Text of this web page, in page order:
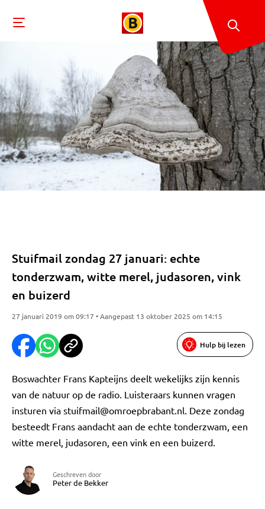
Stuifmail zondag 27 januari: echte
tonderzwam, witte merel, judasoren, vink
en buizerd
27 januari 2019 om 09:17 • Aangepast 13 oktober 2025 om 14:15
Hulp bij lezen
Boswachter Frans Kapteijns deelt wekelijks zijn kennis
van de natuur op de radio. Luisteraars kunnen vragen
insturen via stuifmail@omroepbrabant.nl. Deze zondag
besteedt Frans aandacht aan de echte tonderzwam, een
witte merel, judasoren, een vink en een buizerd.
Geschreven door
Peter de Bekker